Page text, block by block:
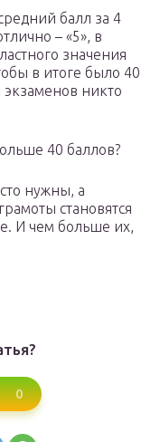
балл за 4
– «5», в
значения
в итоге было 40
экзаменов никто
40 баллов?
нужны, а
становятся
И чем больше их,
0